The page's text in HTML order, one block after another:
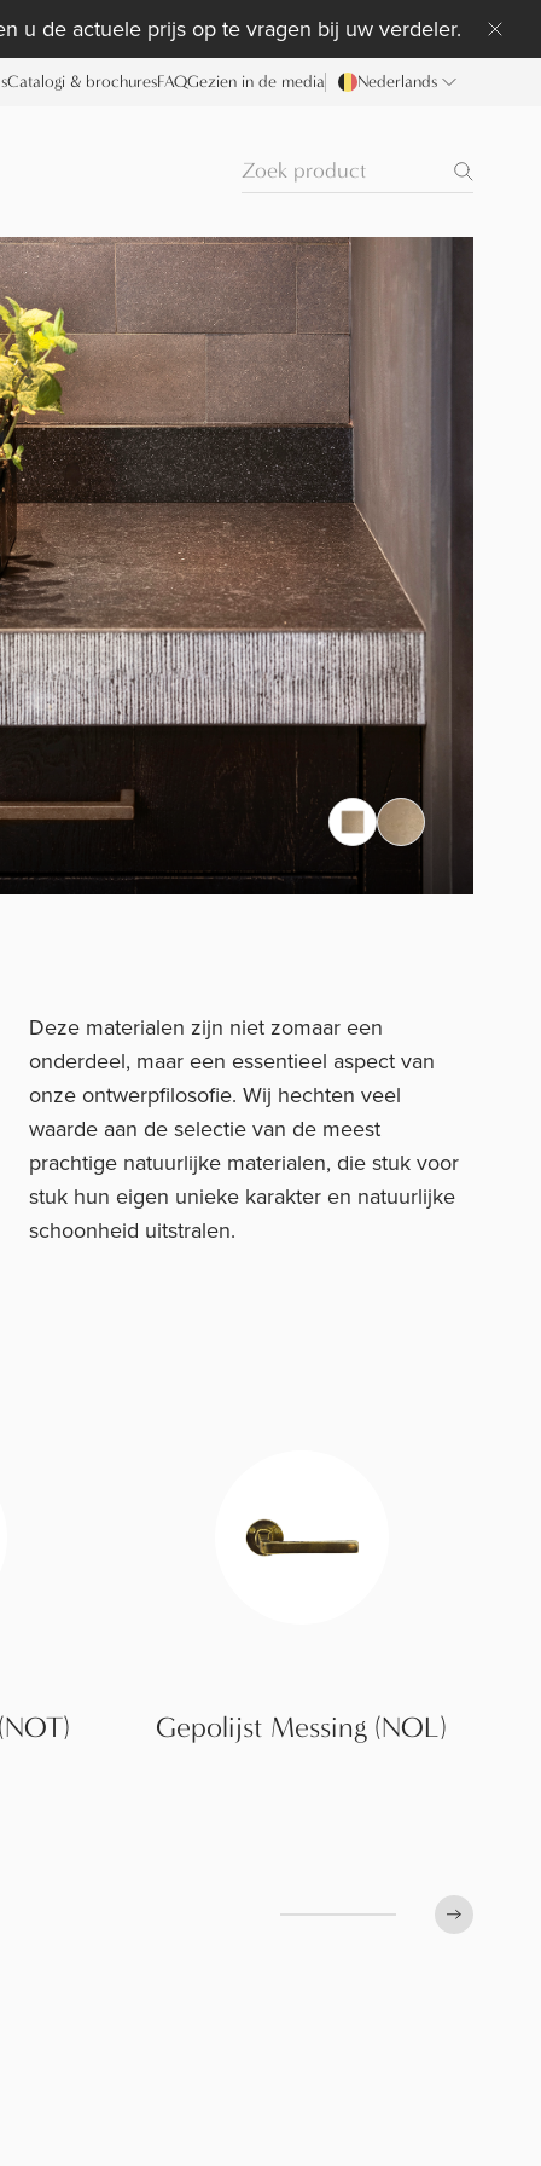
u de actuele prijs op te vragen bij uw verdeler.
Catalogi & brochuresFAQGezien in de media Nederlands
Deze materialen zijn niet zomaar een
onderdeel, maar een essentieel aspect van
onze ontwerpfilosofie. Wij hechten veel
waarde aan de selectie van de meest
prachtige natuurlijke materialen, die stuk voor
stuk hun eigen unieke karakter en natuurlijke
schoonheid uitstralen.
Gepolijst Messing (NOL)
Next slide